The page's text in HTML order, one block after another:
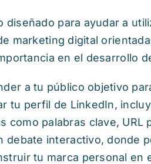
diseñado para ayudar a
marketing digital
en el desarrollo
a tu público objetivo
tu perfil de LinkedIn,
como palabras clave, URL
debate interactivo, donde
tu marca personal en